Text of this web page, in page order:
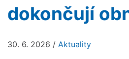
dokončují
30. 6. 2026 / Aktuality